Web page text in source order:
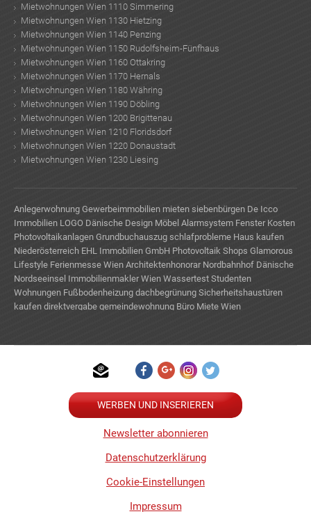
Mietwohnungen Wien 1110 Simmering
Mietwohnungen Wien 1130 Hietzing
Mietwohnungen Wien 1140 Penzing
Mietwohnungen Wien 1150 Rudolfsheim-Fünfhaus
Mietwohnungen Wien 1160 Ottakring
Mietwohnungen Wien 1170 Hernals
Mietwohnungen Wien 1180 Währing
Mietwohnungen Wien 1190 Döbling
Mietwohnungen Wien 1200 Brigittenau
Mietwohnungen Wien 1210 Floridsdorf
Mietwohnungen Wien 1220 Donaustadt
Mietwohnungen Wien 1230 Liesing
Anlegerwohnung Gewerbeimmobilien mieten siebenbürgen De Icco
Immobilien LOGO Dänische Design Möbel Alarmsystem Fenster Kosten
Photovoltaikanlagen Grundbuchauszug schlafprobleme Haus kaufen
Niederösterreich EHL Immobilien GmbH Photovoltaik Shops Glamorous
Lifestyle Ferienmesse Wien Architektenhonorar Nordbahnhof Dänische
Nordseeinsel Immobilienmakler Wien Wassertest Studenten
Wohnungen Fußbodenheizung dachbegrünung Sicherheitshaustüren
kaufen direktvergabe gemeindewohnung Büro Miete Wien
WERBEN UND INSERIEREN
Newsletter abonnieren
Datenschutzerklärung
Cookie-Einstellungen
Impressum